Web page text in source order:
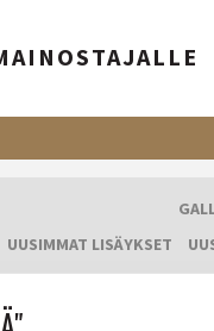
UUSIMMAT LISÄYKSET